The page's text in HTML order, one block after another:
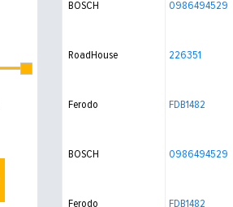
BOSCH 0986494529
RoadHouse 226351
Ferodo FDB1482
BOSCH 0986494529
Ferodo FDB1482